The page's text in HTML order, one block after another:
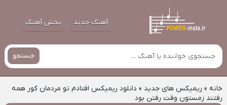
آهنگ جدید پخش آهنگ
جستجو
خانه» ریمیکس های جدید » دانلود ریمیکس افتادم تو مردمان کور همه
رفتند زمستون وقت رفتن بود